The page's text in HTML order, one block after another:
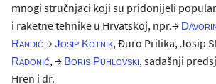
mnogi stručnjaci koji su pridonijeli
i raketne tehnike u Hrvatskoj, npr.→
Randić→Josip Kotnik, Đuro Prilika, Josip
Radonić, → Boris Puhlovski, sadašnji
Hren i dr.